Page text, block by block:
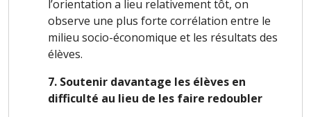
l’orientation a lieu relativement tôt, on
observe une plus forte corrélation entre le
milieu socio-économique et les résultats des
élèves.
7. Soutenir davantage les élèves en
difficulté au lieu de les faire redoubler